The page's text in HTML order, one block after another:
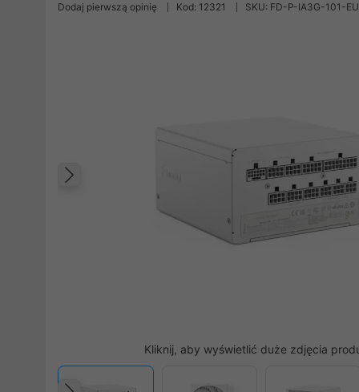
Dodaj pierwszą opinię Kod: 12321 SKU: FD-P-IA3G-101-
Poprzedni
Kliknij, aby wyświetlić duże zdjęcia